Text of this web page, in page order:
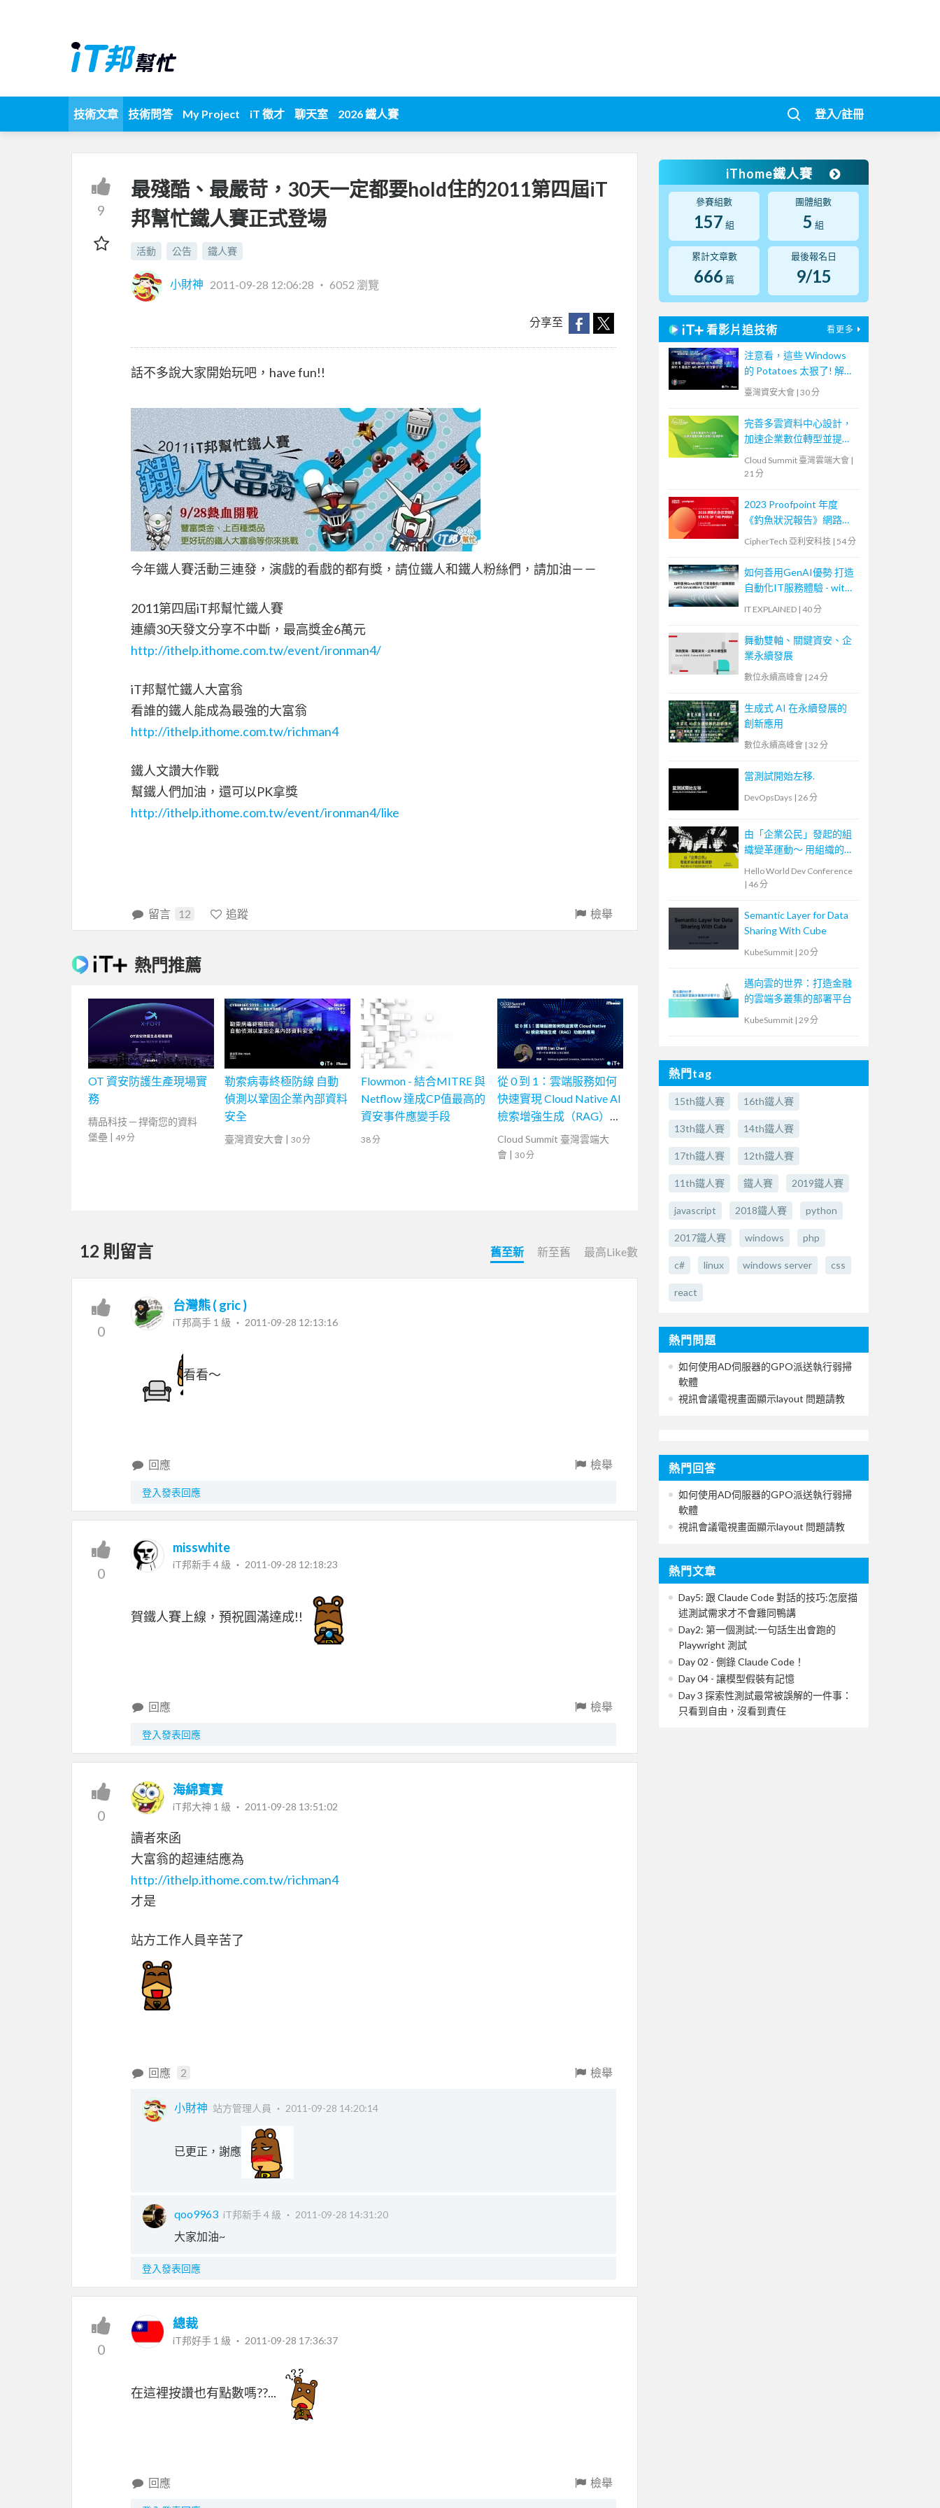
技術文章 技術問答 My Project iT 徵才 聊天室 2026 鐵人賽 登入/註冊
9
最殘酷、最嚴苛，30天一定都要hold住的2011第四屆iT
邦幫忙鐵人賽正式登場
活動 公告 鐵人賽
小財神 2011-09-28 12:06:28 ‧ 6052 瀏覽
分享至
話不多說大家開始玩吧，have fun!!
今年鐵人賽活動三連發，演戲的看戲的都有獎，請位鐵人和鐵人粉絲們，請加油－－
2011第四屆iT邦幫忙鐵人賽
連續30天發文分享不中斷，最高獎金6萬元
http://ithelp.ithome.com.tw/event/ironman4/
iT邦幫忙鐵人大富翁
看誰的鐵人能成為最強的大富翁
http://ithelp.ithome.com.tw/richman4
鐵人文讚大作戰
幫鐵人們加油，還可以PK拿獎
http://ithelp.ithome.com.tw/event/ironman4/like
留言 12 追蹤 檢舉
熱門推薦
OT 資安防護生產現場實
務
精品科技 ─ 捍衛您的資料
堡壘 | 49 分
勒索病毒終極防線 自動
偵測以鞏固企業內部資料
安全
臺灣資安大會 | 30 分
Flowmon - 結合MITRE 與
Netflow 達成CP值最高的
資安事件應變手段
38 分
從 0 到 1：雲端服務如何
快速實現 Cloud Native AI
檢索增強生成（RAG）功
能的應用
Cloud Summit 臺灣雲端大
會 | 30 分
12 則留言 舊至新 新至舊 最高Like數
0
台灣熊 ( gric )
iT邦高手 1 級 ‧ 2011-09-28 12:13:16
看看～
回應 檢舉
登入發表回應
0
misswhite
iT邦新手 4 級 ‧ 2011-09-28 12:18:23
賀鐵人賽上線，預祝圓滿達成!!
回應 檢舉
登入發表回應
0
海綿寶寶
iT邦大神 1 級 ‧ 2011-09-28 13:51:02
讀者來函
大富翁的超連結應為
http://ithelp.ithome.com.tw/richman4
才是
站方工作人員辛苦了
回應 2 檢舉
小財神 站方管理人員 ‧ 2011-09-28 14:20:14
已更正，謝應
qoo9963 iT邦新手 4 級 ‧ 2011-09-28 14:31:20
大家加油~
登入發表回應
0
總裁
iT邦好手 1 級 ‧ 2011-09-28 17:36:37
在這裡按讚也有點數嗎??...
回應 檢舉
iThome鐵人賽
參賽組數
157 組
團體組數
5 組
累計文章數
666 篇
最後報名日
9/15
看影片追技術 看更多
注意看，這些 Windows
的 Potatoes 太狠了! 解析
5 種基於 MS-RPCE 的攻
臺灣資安大會 | 30 分
完善多雲資料中心設計，
加速企業數位轉型並提升
Cloud Summit 臺灣雲端大會 |
21 分
2023 Proofpoint 年度
《釣魚狀況報告》網路研
CipherTech 亞利安科技 | 54 分
如何善用GenAI優勢 打造
自動化IT服務體驗 - with
ServiceNow & ChatGPT
IT EXPLAINED | 40 分
舞動雙軸、關鍵資安、企
業永續發展
數位永續高峰會 | 24 分
生成式 AI 在永續發展的
創新應用
數位永續高峰會 | 32 分
當測試開始左移.
DevOpsDays | 26 分
由「企業公民」發起的組
織變革運動～ 用組織的右
Hello World Dev Conference
| 46 分
Semantic Layer for Data
Sharing With Cube
KubeSummit | 20 分
邁向雲的世界：打造金融
的雲端多叢集的部署平台
KubeSummit | 29 分
熱門tag
15th鐵人賽 16th鐵人賽
13th鐵人賽 14th鐵人賽
17th鐵人賽 12th鐵人賽
11th鐵人賽 鐵人賽 2019鐵人賽
javascript 2018鐵人賽 python
2017鐵人賽 windows php
c# linux windows server css
react
熱門問題
如何使用AD伺服器的GPO派送執行弱掃
軟體
視訊會議電視畫面顯示layout 問題請教
熱門回答
如何使用AD伺服器的GPO派送執行弱掃
軟體
視訊會議電視畫面顯示layout 問題請教
熱門文章
Day5: 跟 Claude Code 對話的技巧:怎麼描
述測試需求才不會雞同鴨講
Day2: 第一個測試:一句話生出會跑的
Playwright 測試
Day 02 - 側錄 Claude Code！
Day 04 - 讓模型假裝有記憶
Day 3 探索性測試最常被誤解的一件事：
只看到自由，沒看到責任